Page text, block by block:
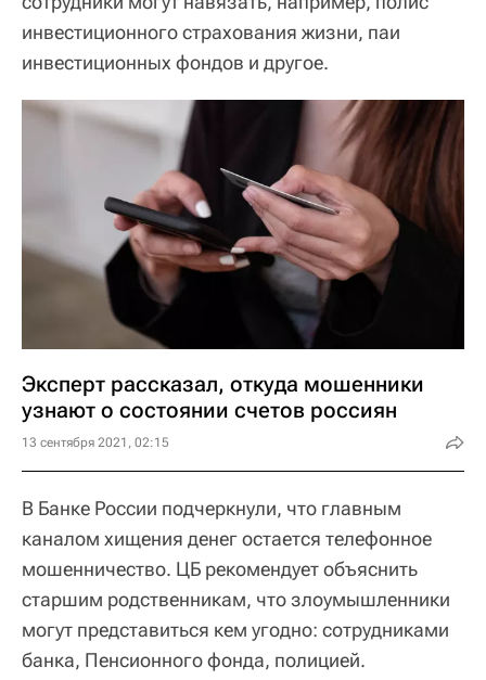
инвестиционного страхования жизни, паи
инвестиционных фондов и другое.
Эксперт рассказал, откуда мошенники
узнают о состоянии счетов россиян
13 сентября 2021, 02:15
В Банке России подчеркнули, что главным
каналом хищения денег остается телефонное
мошенничество. ЦБ рекомендует объяснить
старшим родственникам, что злоумышленники
могут представиться кем угодно: сотрудниками
банка, Пенсионного фонда, полицией.